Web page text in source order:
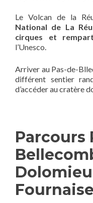
Le Volcan de la
National de La
cirques et
l’Unesco.
Arriver au Pas-de-
différent sentier
d’accéder au cratère
Parcours
Fournaise